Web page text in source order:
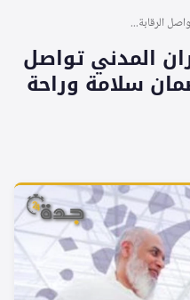
الرقابة...
المدني تواصل
سلامة وراحة